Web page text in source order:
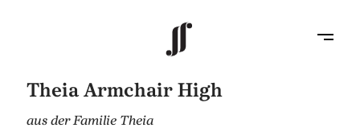
Theia Armchair High
aus der Familie Theia